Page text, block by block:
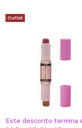
Esqueceu-se da
Eu não tenho uma
QUERO
Outlet
Este desconto termina